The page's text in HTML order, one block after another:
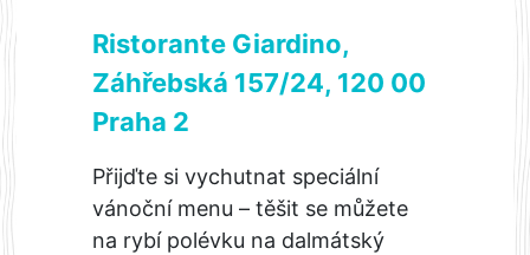
Ristorante Giardino,
Záhřebská 157/24, 120 00
Praha 2
Přijďte si vychutnat speciální
vánoční menu – těšit se můžete
na rybí polévku na dalmátský